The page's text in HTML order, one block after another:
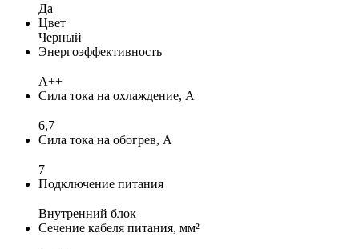
Да
Цвет
Черный
Энергоэффективность
A++
Сила тока на охлаждение, А
6,7
Сила тока на обогрев, А
7
Подключение питания
Внутренний блок
Сечение кабеля питания, мм²